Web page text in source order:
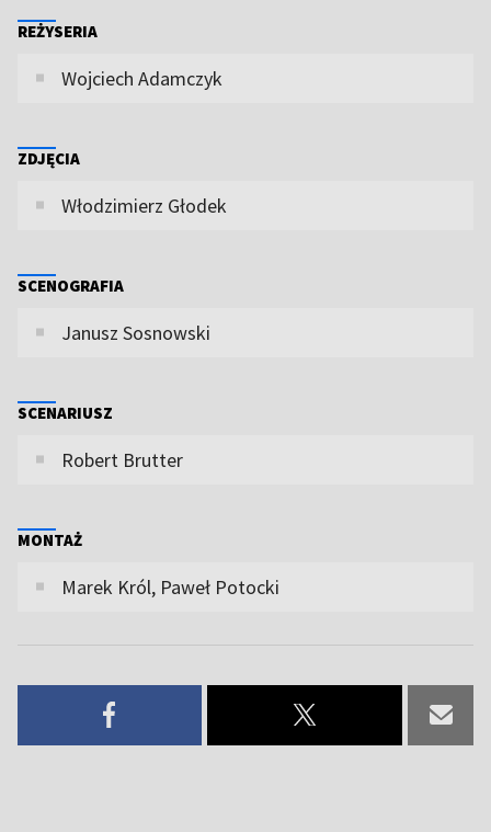
REŻYSERIA
Wojciech Adamczyk
ZDJĘCIA
Włodzimierz Głodek
SCENOGRAFIA
Janusz Sosnowski
SCENARIUSZ
Robert Brutter
MONTAŻ
Marek Król, Paweł Potocki